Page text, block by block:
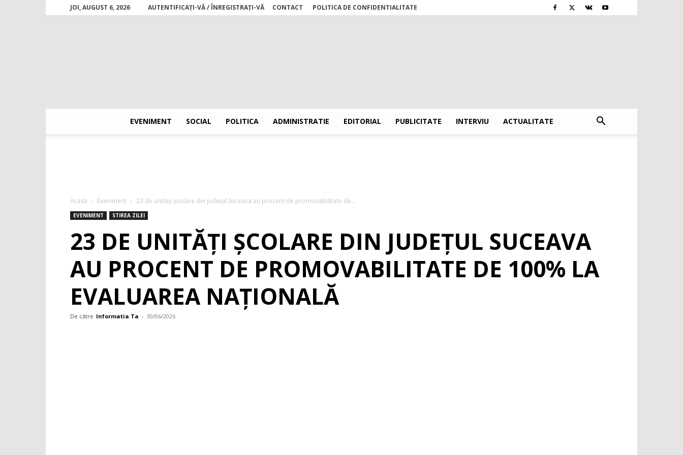
JOI, AUGUST 6, 2026 AUTENTIFICAȚI-VĂ / ÎNREGISTRAȚI-VĂ CONTACT POLITICA DE CONFIDENTIALITATE
EVENIMENT SOCIAL POLITICA ADMINISTRATIE EDITORIAL PUBLICITATE INTERVIU ACTUALITATE
Acasă Eveniment 23 de unități școlare din județul Suceava au procent de promovabilitate de...
EVENIMENT STIREA ZILEI
23 DE UNITĂȚI ȘCOLARE DIN JUDEȚUL SUCEAVA
AU PROCENT DE PROMOVABILITATE DE 100% LA
EVALUAREA NAȚIONALĂ
De către Informatia Ta - 30/06/2026